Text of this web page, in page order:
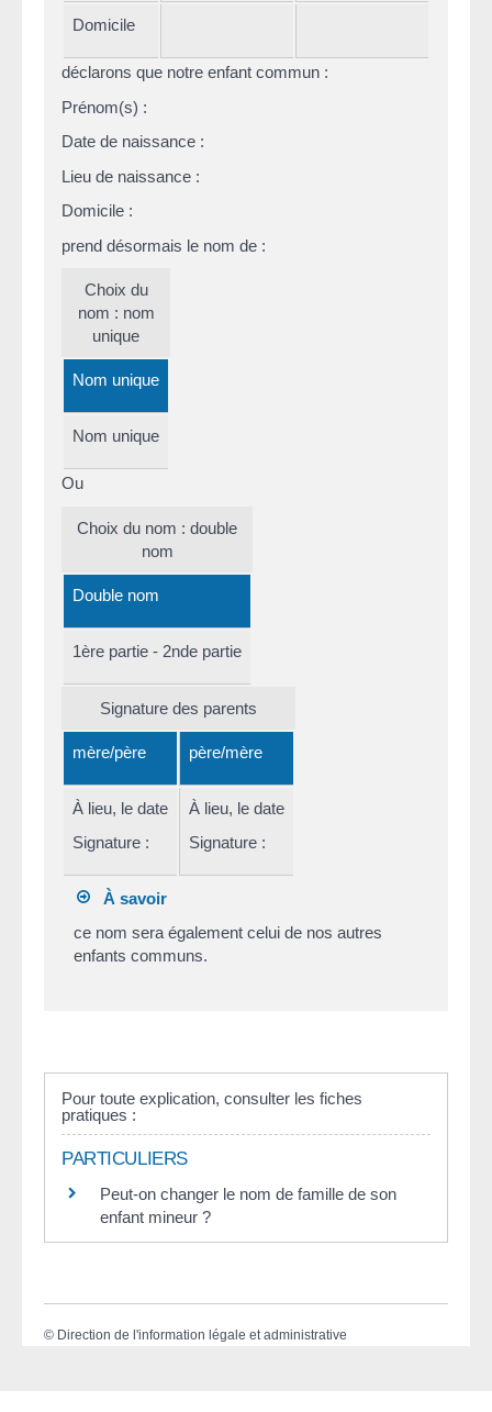
Domicile
déclarons que notre enfant commun :
Prénom(s) :
Date de naissance :
Lieu de naissance :
Domicile :
prend désormais le nom de :
Choix du
nom : nom
unique
Nom unique
Nom unique
Ou
Choix du nom : double
nom
Double nom
1ère partie - 2nde partie
Signature des parents
mère/père père/mère
À lieu, le date
Signature :
À lieu, le date
Signature :
À savoir
ce nom sera également celui de nos autres
enfants communs.
Pour toute explication, consulter les fiches
pratiques :
PARTICULIERS
Peut-on changer le nom de famille de son
enfant mineur ?
© Direction de l'information légale et administrative